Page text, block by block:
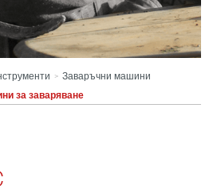
> Заваръчни машини
за заваряване